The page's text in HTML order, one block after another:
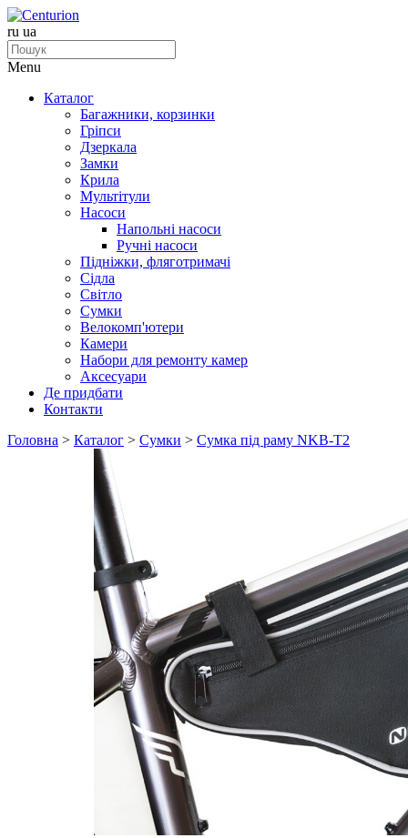
ru ua
Menu
Каталог
Багажники, корзинки
Гріпси
Дзеркала
Замки
Крила
Мультітули
Насоси
Напольні насоси
Ручні насоси
Підніжки, фляготримачі
Сідла
Світло
Сумки
Велокомп'ютери
Камери
Набори для ремонту камер
Аксесуари
Де придбати
Контакти
Головна > Каталог > Сумки > Сумка під раму NKB-T2